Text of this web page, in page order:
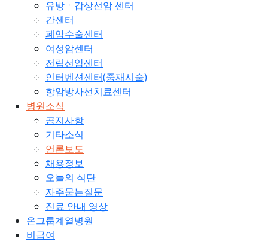
유방ㆍ갑상선암 센터
간센터
폐암수술센터
여성암센터
전립선암센터
인터벤션센터(중재시술)
항암방사선치료센터
병원소식
공지사항
기타소식
언론보도
채용정보
오늘의 식단
자주묻는질문
진료 안내 영상
온그룹계열병원
비급여